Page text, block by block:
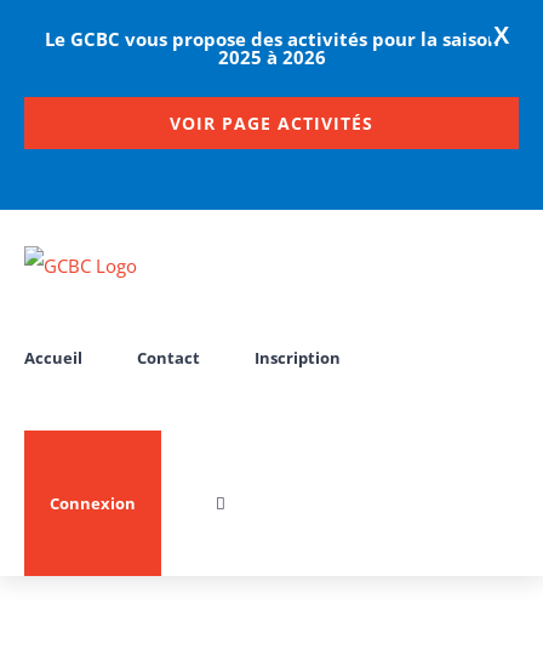
X
Le GCBC vous propose des activités pour la saison
2025 à 2026
VOIR PAGE ACTIVITÉS
Accueil Contact Inscription
Connexion